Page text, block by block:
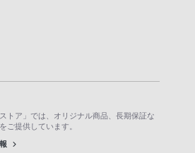
トア」では、オリジナル商品、長期保証な
ご提供しています。